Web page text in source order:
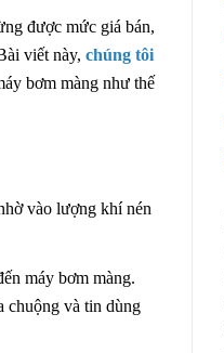
được mức giá bán,
viết này, chúng tôi
bơm màng như thế
vào lượng khí nén
máy bơm màng.
chuộng và tin dùng